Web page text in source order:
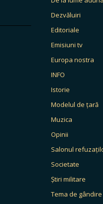
Dezvăluiri
Editoriale
Emisiuni tv
Europa nostra
INFO
Istorie
Modelul de țară
Muzica
Opinii
Salonul
Societate
Știri militare
Tema de gândire